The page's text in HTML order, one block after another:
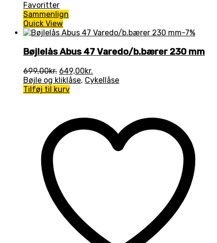
Favoritter
Sammenlign
Quick View
-7%
Bøjlelås Abus 47 Varedo/b.bærer 230 mm
699,00kr. Den
oprindelige
pris
649,00kr.
aktuelle
Bøjle og kliklåse, Cykellåse
Tilføj til kurv